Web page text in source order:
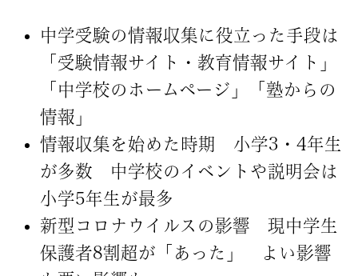
中学受験の情報収集に役立った手段は
「受験情報サイト・教育情報サイト」
「中学校のホームページ」「塾からの
情報」
情報収集を始めた時期 小学3・4年生
が多数 中学校のイベントや説明会は
小学5年生が最多
新型コロナウイルスの影響 現中学生
保護者8割超が「あった」 よい影響